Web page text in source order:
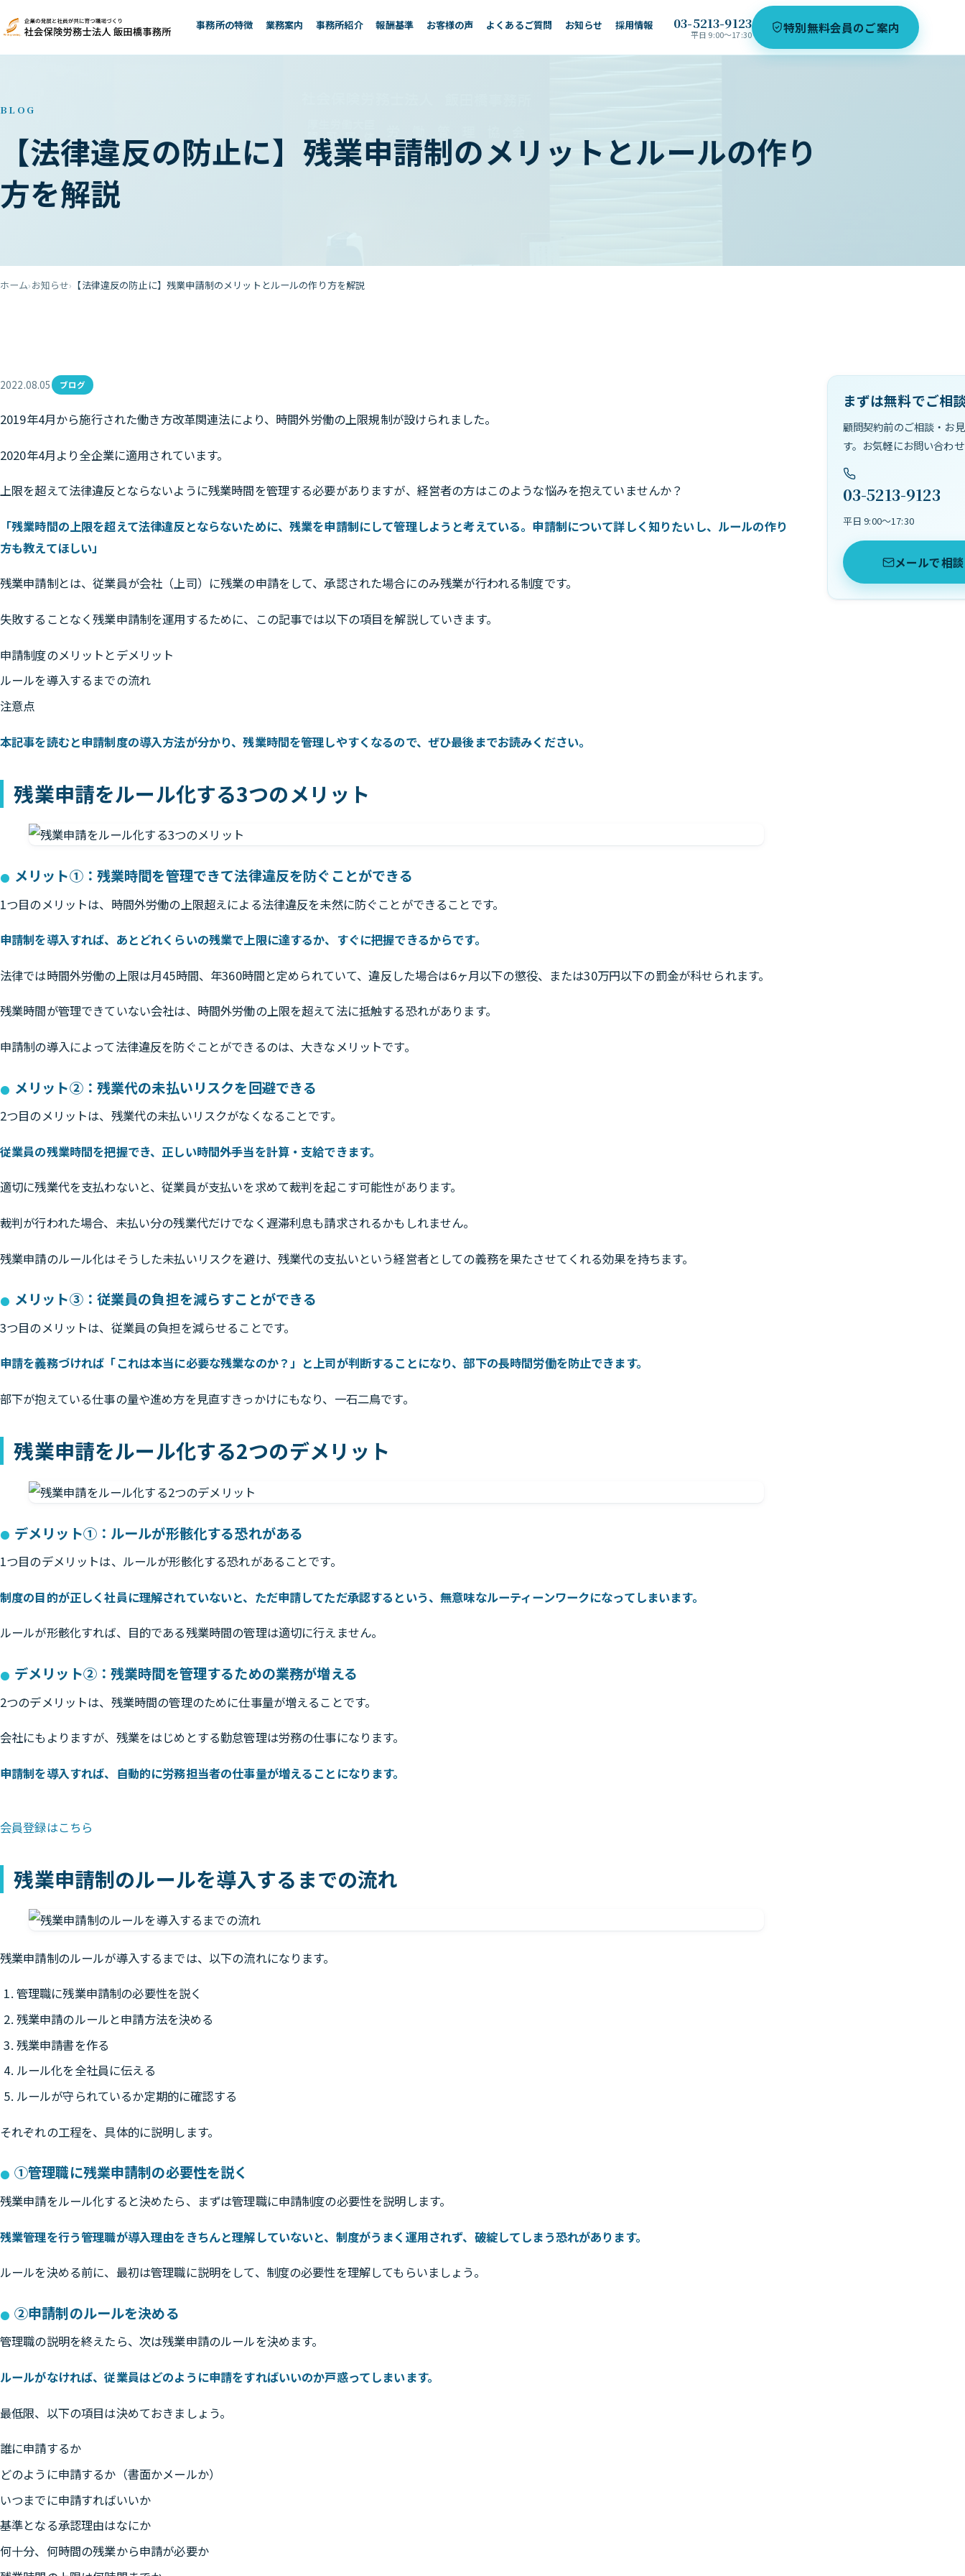
事務所の特徴 業務案内 事務所紹介 報酬基準 お客様の声 よくあるご質問 お知らせ 採用情報 03-5213-9123
平日 9:00〜17:30 特別無料会員のご案内
BLOG
【法律違反の防止に】残業申請制のメリットとルールの作り
方を解説
ホーム お知らせ 【法律違反の防止に】残業申請制のメリットとルールの作り方を解説
2022.08.05 ブログ
2019年4月から施行された働き方改革関連法により、時間外労働の上限規制が設けられました。
2020年4月より全企業に適用されています。
上限を超えて法律違反とならないように残業時間を管理する必要がありますが、経営者の方はこのような悩みを抱えていませんか？
「残業時間の上限を超えて法律違反とならないために、残業を申請制にして管理しようと考えている。申請制について詳しく知りたいし、ルールの作り
方も教えてほしい」
残業申請制とは、従業員が会社（上司）に残業の申請をして、承認された場合にのみ残業が行われる制度です。
失敗することなく残業申請制を運用するために、この記事では以下の項目を解説していきます。
申請制度のメリットとデメリット
ルールを導入するまでの流れ
注意点
本記事を読むと申請制度の導入方法が分かり、残業時間を管理しやすくなるので、ぜひ最後までお読みください。
残業申請をルール化する3つのメリット
メリット①：残業時間を管理できて法律違反を防ぐことができる
1つ目のメリットは、時間外労働の上限超えによる法律違反を未然に防ぐことができることです。
申請制を導入すれば、あとどれくらいの残業で上限に達するか、すぐに把握できるからです。
法律では時間外労働の上限は月45時間、年360時間と定められていて、違反した場合は6ヶ月以下の懲役、または30万円以下の罰金が科せられます。
残業時間が管理できていない会社は、時間外労働の上限を超えて法に抵触する恐れがあります。
申請制の導入によって法律違反を防ぐことができるのは、大きなメリットです。
メリット②：残業代の未払いリスクを回避できる
2つ目のメリットは、残業代の未払いリスクがなくなることです。
従業員の残業時間を把握でき、正しい時間外手当を計算・支給できます。
適切に残業代を支払わないと、従業員が支払いを求めて裁判を起こす可能性があります。
裁判が行われた場合、未払い分の残業代だけでなく遅滞利息も請求されるかもしれません。
残業申請のルール化はそうした未払いリスクを避け、残業代の支払いという経営者としての義務を果たさせてくれる効果を持ちます。
メリット③：従業員の負担を減らすことができる
3つ目のメリットは、従業員の負担を減らせることです。
申請を義務づければ「これは本当に必要な残業なのか？」と上司が判断することになり、部下の長時間労働を防止できます。
部下が抱えている仕事の量や進め方を見直すきっかけにもなり、一石二鳥です。
残業申請をルール化する2つのデメリット
デメリット①：ルールが形骸化する恐れがある
1つ目のデメリットは、ルールが形骸化する恐れがあることです。
制度の目的が正しく社員に理解されていないと、ただ申請してただ承認するという、無意味なルーティーンワークになってしまいます。
ルールが形骸化すれば、目的である残業時間の管理は適切に行えません。
デメリット②：残業時間を管理するための業務が増える
2つのデメリットは、残業時間の管理のために仕事量が増えることです。
会社にもよりますが、残業をはじめとする勤怠管理は労務の仕事になります。
申請制を導入すれば、自動的に労務担当者の仕事量が増えることになります。
会員登録はこちら
残業申請制のルールを導入するまでの流れ
残業申請制のルールが導入するまでは、以下の流れになります。
管理職に残業申請制の必要性を説く
残業申請のルールと申請方法を決める
残業申請書を作る
ルール化を全社員に伝える
ルールが守られているか定期的に確認する
それぞれの工程を、具体的に説明します。
①管理職に残業申請制の必要性を説く
残業申請をルール化すると決めたら、まずは管理職に申請制度の必要性を説明します。
残業管理を行う管理職が導入理由をきちんと理解していないと、制度がうまく運用されず、破綻してしまう恐れがあります。
ルールを決める前に、最初は管理職に説明をして、制度の必要性を理解してもらいましょう。
②申請制のルールを決める
管理職の説明を終えたら、次は残業申請のルールを決めます。
ルールがなければ、従業員はどのように申請をすればいいのか戸惑ってしまいます。
最低限、以下の項目は決めておきましょう。
誰に申請するか
どのように申請するか（書面かメールか）
いつまでに申請すればいいか
基準となる承認理由はなにか
何十分、何時間の残業から申請が必要か
まずは無料でご相
顧問契約前のご相談・お
す。お気軽にお問い合わ
03-5213-9123
平日 9:00〜17:30
メールで相